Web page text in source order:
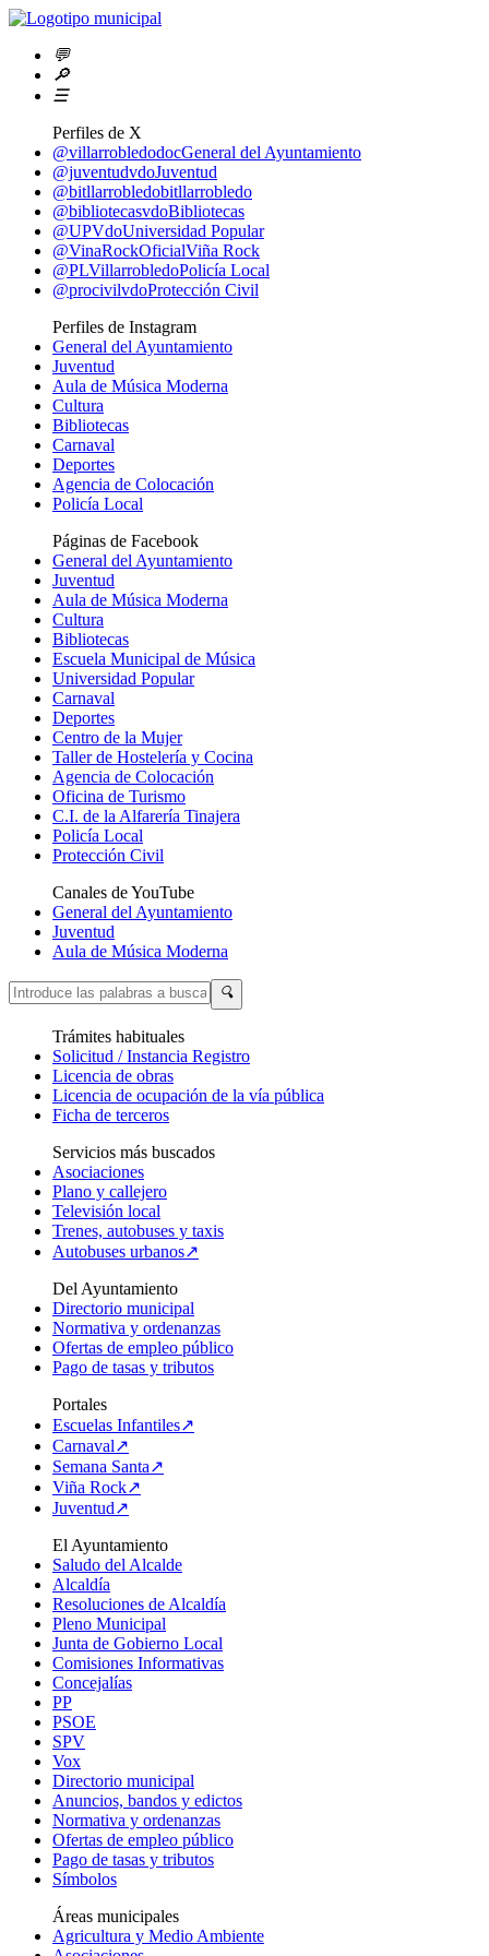
💬
🔎
☰
Perfiles de X
@villarrobledodocGeneral del Ayuntamiento
@juventudvdoJuventud
@bitllarrobledobitllarrobledo
@bibliotecasvdoBibliotecas
@UPVdoUniversidad Popular
@VinaRockOficialViña Rock
@PLVillarrobledoPolicía Local
@procivilvdoProtección Civil
Perfiles de Instagram
General del Ayuntamiento
Juventud
Aula de Música Moderna
Cultura
Bibliotecas
Carnaval
Deportes
Agencia de Colocación
Policía Local
Páginas de Facebook
General del Ayuntamiento
Juventud
Aula de Música Moderna
Cultura
Bibliotecas
Escuela Municipal de Música
Universidad Popular
Carnaval
Deportes
Centro de la Mujer
Taller de Hostelería y Cocina
Agencia de Colocación
Oficina de Turismo
C.I. de la Alfarería Tinajera
Policía Local
Protección Civil
Canales de YouTube
General del Ayuntamiento
Juventud
Aula de Música Moderna
🔍
Trámites habituales
Solicitud / Instancia Registro
Licencia de obras
Licencia de ocupación de la vía pública
Ficha de terceros
Servicios más buscados
Asociaciones
Plano y callejero
Televisión local
Trenes, autobuses y taxis
Autobuses urbanos↗
Del Ayuntamiento
Directorio municipal
Normativa y ordenanzas
Ofertas de empleo público
Pago de tasas y tributos
Portales
Escuelas Infantiles↗
Carnaval↗
Semana Santa↗
Viña Rock↗
Juventud↗
El Ayuntamiento
Saludo del Alcalde
Alcaldía
Resoluciones de Alcaldía
Pleno Municipal
Junta de Gobierno Local
Comisiones Informativas
Concejalías
PP
PSOE
SPV
Vox
Directorio municipal
Anuncios, bandos y edictos
Normativa y ordenanzas
Ofertas de empleo público
Pago de tasas y tributos
Símbolos
Áreas municipales
Agricultura y Medio Ambiente